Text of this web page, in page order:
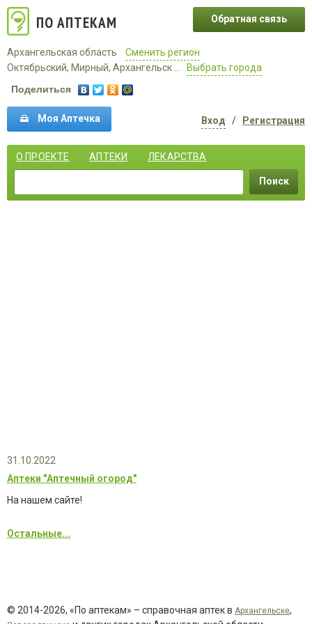
ПО АПТЕКАМ
Архангельская область
Сменить регион
Октябрьский, Мирный, Архангельск ...
Выбрать города
Обратная связь
Поделиться
Моя Аптечка Вход / Регистрация
О ПРОЕКТЕ АПТЕКИ ЛЕКАРСТВА
Поиск
31.10.2022
Аптеки "Аптечный огород"
На нашем сайте!
Остальные...
© 2014-2026, «По аптекам» – справочная аптек в Архангельске,